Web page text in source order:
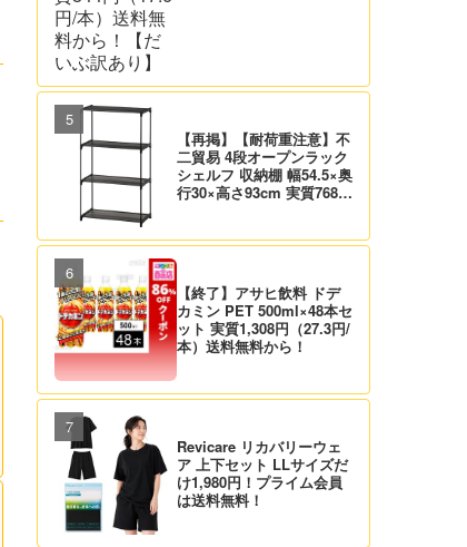
【再掲】【耐荷重注意】不
二貿易 4段オープンラック
シェルフ 収納棚 幅54.5×奥
行30×高さ93cm 実質768
【終了】アサヒ飲料 ドデ
カミン PET 500ml×48本セ
ット 実質1,308円（27.3円/
本）送料無料から！
Revicare リカバリーウェ
ア 上下セット LLサイズだ
け1,980円！プライム会員
は送料無料！